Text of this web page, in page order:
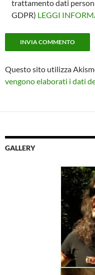
trattamento dati
GDPR) LEGGI
Questo sito utilizza
vengono elaborati i dati
GALLERY